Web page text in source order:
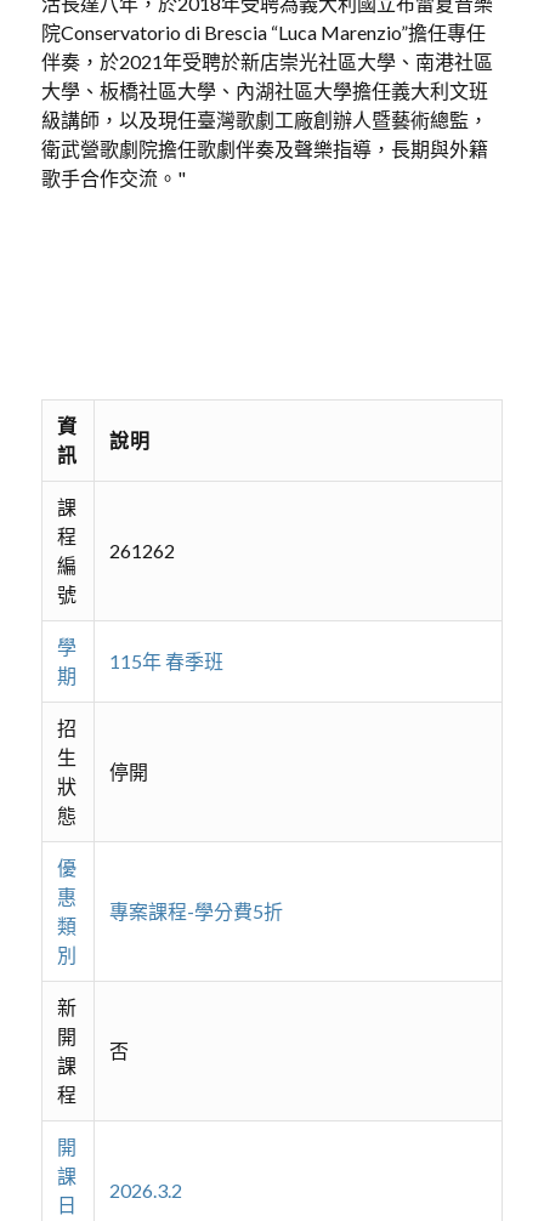
院Conservatorio di Brescia “Luca Marenzio”擔任專任
伴奏，於2021年受聘於新店崇光社區大學、南港社區
大學、板橋社區大學、內湖社區大學擔任義大利文班
級講師，以及現任臺灣歌劇工廠創辦人暨藝術總監，
衛武營歌劇院擔任歌劇伴奏及聲樂指導，長期與外籍
歌手合作交流。"
資
訊
說明
課
程
編
號
261262
學
期
115年 春季班
招
生
狀
態
停開
優
惠
類
別
專案課程-學分費5折
新
開
課
程
否
開
課
日
2026.3.2